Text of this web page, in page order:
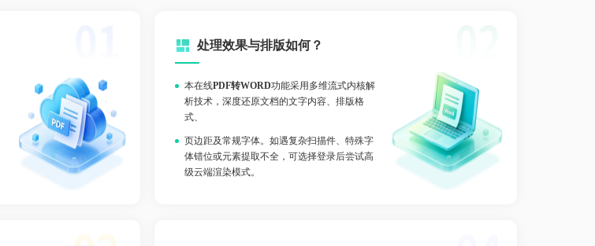
处理效果与排版如何？
本在线PDF转WORD功能采用多维流式内核解
析技术，深度还原文档的文字内容、排版格
式、
页边距及常规字体。如遇复杂扫描件、特殊字
体错位或元素提取不全，可选择登录后尝试高
级云端渲染模式。